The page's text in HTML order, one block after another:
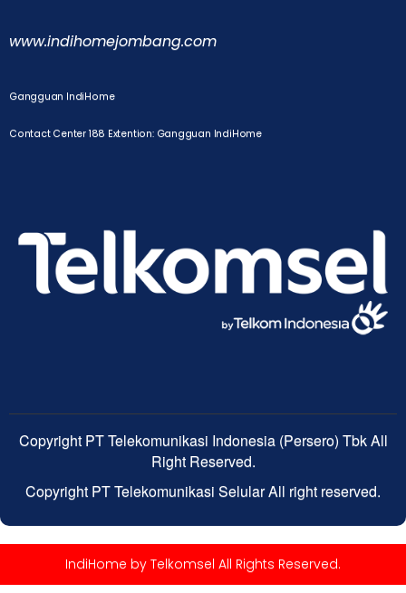
www.indihomejombang.com
Gangguan IndiHome
Contact Center 188 Extention: Gangguan IndiHome
Copyright PT Telekomunikasi Indonesia (Persero) Tbk All
Right Reserved.
Copyright PT Telekomunikasi Selular All right reserved.
IndiHome by Telkomsel All Rights Reserved.